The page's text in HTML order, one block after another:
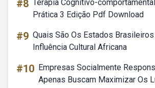
#8 Terapia Cognitivo-
Prática 3 Edição Pdf Download
#9 Quais São Os Estados
Influência Cultural Africana
#10 Empresas Socialmente
Apenas Buscam Maximizar Os